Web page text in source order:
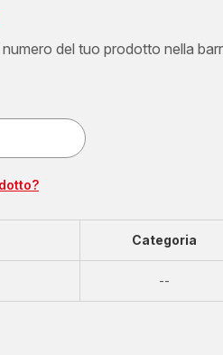
del tuo prodotto nella
Categoria
--